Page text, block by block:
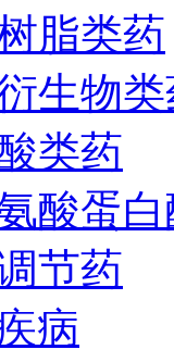
脂类药
生物
类药
酸蛋
节药
病